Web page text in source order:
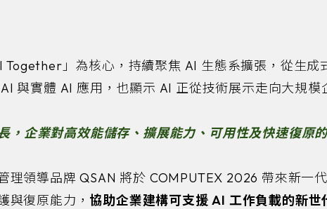
Together」為核心，持續聚焦 AI 生態系擴張，從生成
與實體 AI 應用，也顯示 AI 正從技術展示走向大規模
，企業對高效能儲存、擴展能力、可用性及快速復原
理領導品牌 QSAN 將於 COMPUTEX 2026 帶來新一
與復原能力， 協助企業建構可支援 AI 工作負載的新